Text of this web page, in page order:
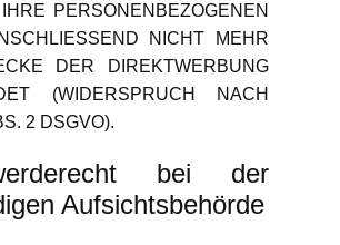
PERSONENBEZOGENEN
NICHT MEHR
DER DIREKTWERBUNG
(WIDERSPRUCH NACH
2 DSGVO).
bei der
Aufsichts­behörde